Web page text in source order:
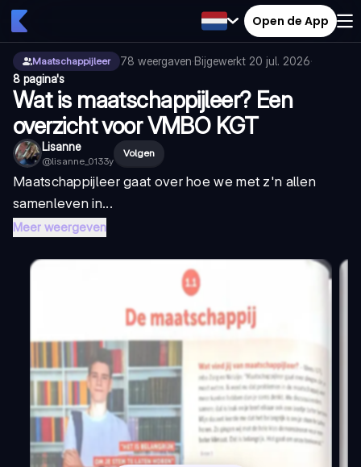
Open de App
Maatschappijleer 78 weergaven·Bijgewerkt 20 jul. 2026·
8 pagina's
Wat is maatschappijleer? Een
overzicht voor VMBO KGT
Lisanne
@lisanne_0133y
Volgen
Maatschappijleer gaat over hoe we met z'n allen
samenleven in...
Meer weergeven